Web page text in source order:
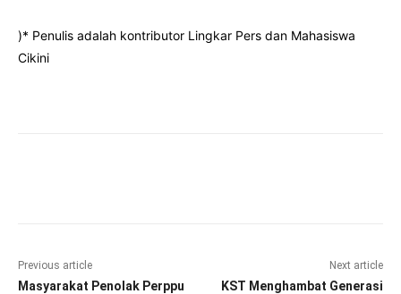
)* Penulis adalah kontributor Lingkar Pers dan Mahasiswa
Cikini
Previous article
Masyarakat Penolak Perppu
Next article
KST Menghambat Generasi